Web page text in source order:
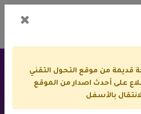
التقني
من موقع التحول التقني
على أحدث اصدار من الموقع
بالأسفل